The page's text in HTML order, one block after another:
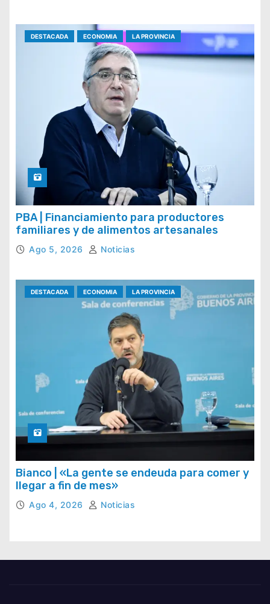
DESTACADA ECONOMIA LA PROVINCIA
PBA | Financiamiento para productores
familiares y de alimentos artesanales
Ago 5, 2026 Noticias
DESTACADA ECONOMIA LA PROVINCIA
Bianco | «La gente se endeuda para comer y
llegar a fin de mes»
Ago 4, 2026 Noticias